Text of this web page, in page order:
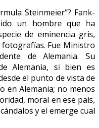
Steinmeier”? Fank-
un hombre que ha
de eminencia gris,
Fue Ministro
de Alemania. Su
Alemania, si bien es
el punto de vista de
en Alemania; no menos
moral en ese país,
y el emerge cual